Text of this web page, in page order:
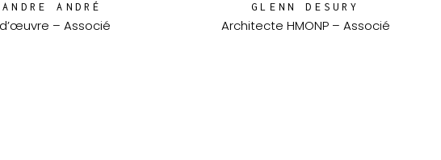
ANDRÉ
– Associé
GLENN DESURY
Architecte HMONP – Associé